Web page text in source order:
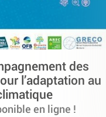
des
l’adaptation au
en ligne !